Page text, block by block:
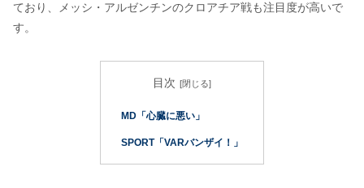
ており、メッシ・アルゼンチンのクロアチア戦も注目度が高いで
す。
目次
MD「心臓に悪い」
SPORT「VARバンザイ！」